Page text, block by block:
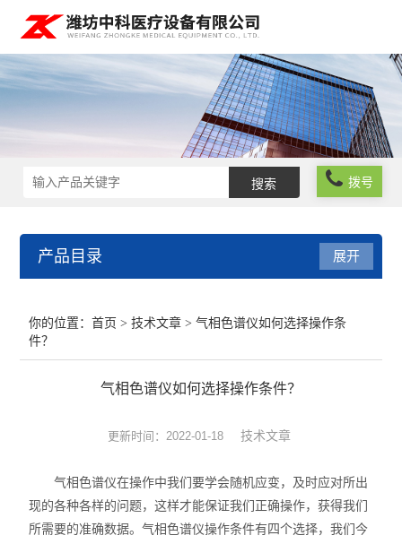
拨号
产品目录
玻璃仪器
实验耗材
实验台
展开
你的位置：首页 >技术文章 > 气相色谱仪如何选择操作条
件？
气相色谱仪如何选择操作条件？
更新时间：2022-01-18 技术文章
气相色谱仪在操作中我们要学会随机应变，及时应对所出
现的各种各样的问题，这样才能保证我们正确操作，获得我们
所需要的准确数据。气相色谱仪操作条件有四个选择，我们今